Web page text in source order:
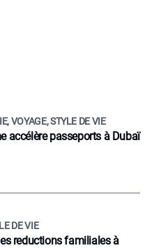
VOYAGE, STYLE DE VIE
accélère passeports à Dubaï
DE VIE
reductions familiales à